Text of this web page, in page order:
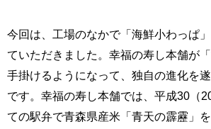
今回は、工場のなかで「海鮮小わっぱ
ていただきました。幸福の寿し本舗が
手掛けるようになって、独自の進化を遂
です。幸福の寿し本舗では、平成30（
ての駅弁で青森県産米「青天の霹靂」を